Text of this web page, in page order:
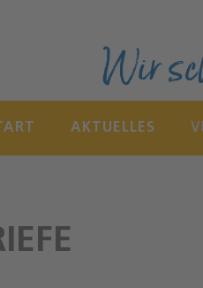
Wir
AKTUELLES